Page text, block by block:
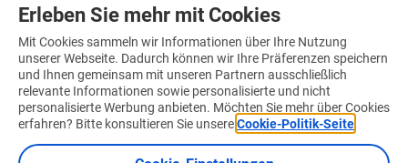
Erleben Sie mehr mit Cookies
Mit Cookies sammeln wir Informationen über Ihre Nutzung
unserer Webseite. Dadurch können wir Ihre Präferenzen speichern
und Ihnen gemeinsam mit unseren Partnern ausschließlich
relevante Informationen sowie personalisierte und nicht
personalisierte Werbung anbieten. Möchten Sie mehr über Cookies
erfahren? Bitte konsultieren Sie unsereCookie-Politik-Seite
Laden Sie unsere App herunter
Finden Sie uns auch auf